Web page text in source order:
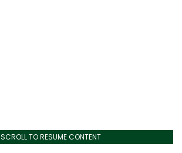
SCROLL TO RESUME CONTENT